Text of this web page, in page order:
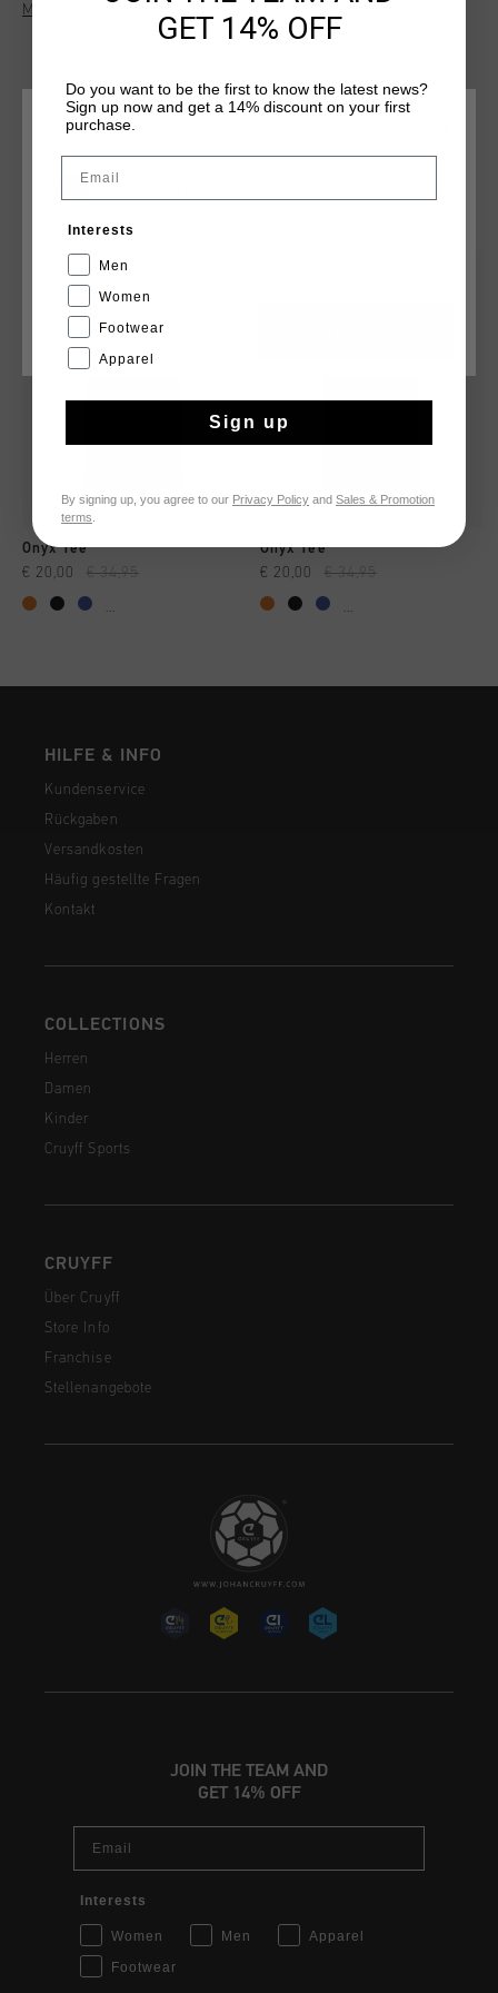
Ideal fur die Freizeit oder um Ihre Fussballbegeisterung zu
zeigen - modern und bequem.
Mehr Informationen
DAS KÖNNTE IHNEN AUCH GEFALLEN
Onyx Tee
€ 20,00 € 34,95
...
Onyx Tee
€ 20,00 € 34,95
...
HILFE & INFO
Kundenservice
Rückgaben
Versandkosten
Häufig gestellte Fragen
Kontakt
COLLECTIONS
Herren
Damen
Kinder
Cruyff Sports
CRUYFF
Über Cruyff
Store Info
Franchise
Stellenangebote
JOIN THE TEAM AND
GET 14% OFF
Interests
Women Men
Apparel
Footwear
WÄHLEN SIE IHREN STANDORT UND IHRE SPRACHE
CANCEL
GET 14% OFF
Do you want to be the first to know the latest news?
Sign up now and get a 14% discount on your first
purchase.
Interests
Men
Women
Footwear
Apparel
Sign up
By signing up, you agree to our Privacy Policy and Sales & Promotion
terms